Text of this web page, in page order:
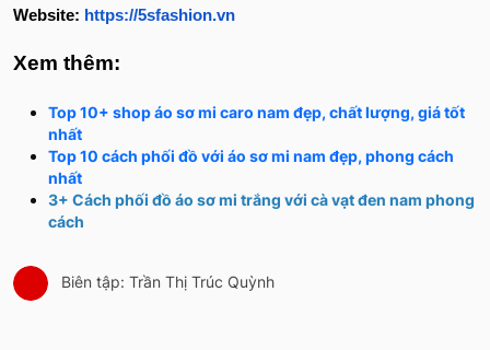
Website: https://5sfashion.vn
Xem thêm:
Top 10+ shop áo sơ mi caro nam đẹp, chất lượng, giá tốt
nhất
Top 10 cách phối đồ với áo sơ mi nam đẹp, phong cách
nhất
3+ Cách phối đồ áo sơ mi trắng với cà vạt đen nam phong
cách
Biên tập: Trần Thị Trúc Quỳnh